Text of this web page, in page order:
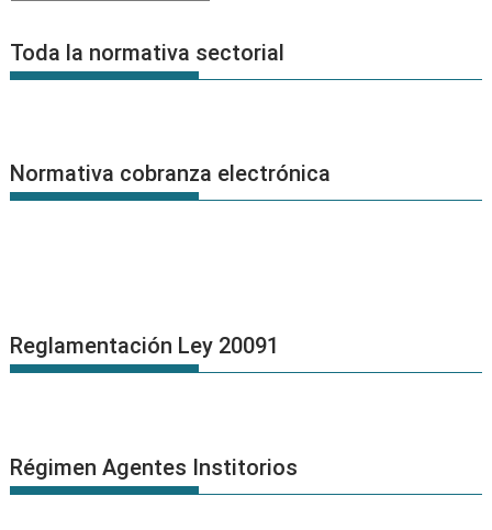
Noticias
Toda la normativa sectorial
Normativa cobranza electrónica
Reglamentación Ley 20091
Régimen Agentes Institorios